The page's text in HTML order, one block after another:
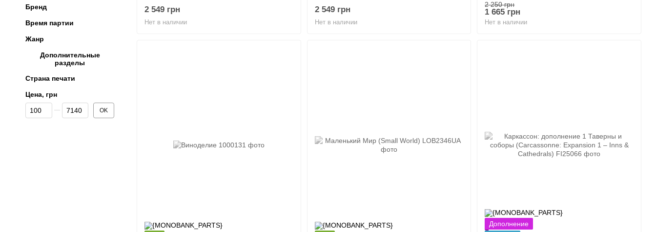
2 549 грн
Нет в наличии
2 549 грн
Нет в наличии
2 250 грн
1 665 грн
Нет в наличии
Дополнение
Бренд
Время партии
Жанр
Дополнительные
разделы
Страна печати
Цена, грн
От Цена, грн
До Цена, грн OK